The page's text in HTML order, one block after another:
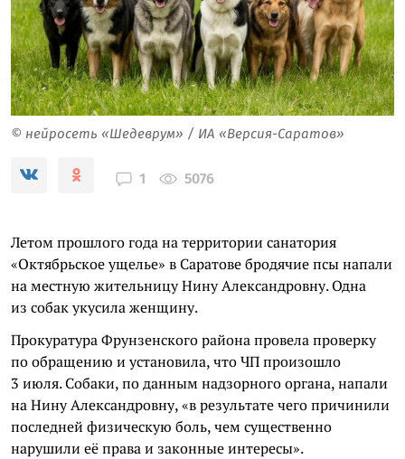
© нейросеть «Шедеврум» / ИА «Версия-Саратов»
1 5076
Летом прошлого года на территории санатория
«Октябрьское ущелье» в Саратове бродячие псы напали
на местную жительницу Нину Александровну. Одна
из собак укусила женщину.
Прокуратура Фрунзенского района провела проверку
по обращению и установила, что ЧП произошло
3 июля. Собаки, по данным надзорного органа, напали
на Нину Александровну, «в результате чего причинили
последней физическую боль, чем существенно
нарушили её права и законные интересы».